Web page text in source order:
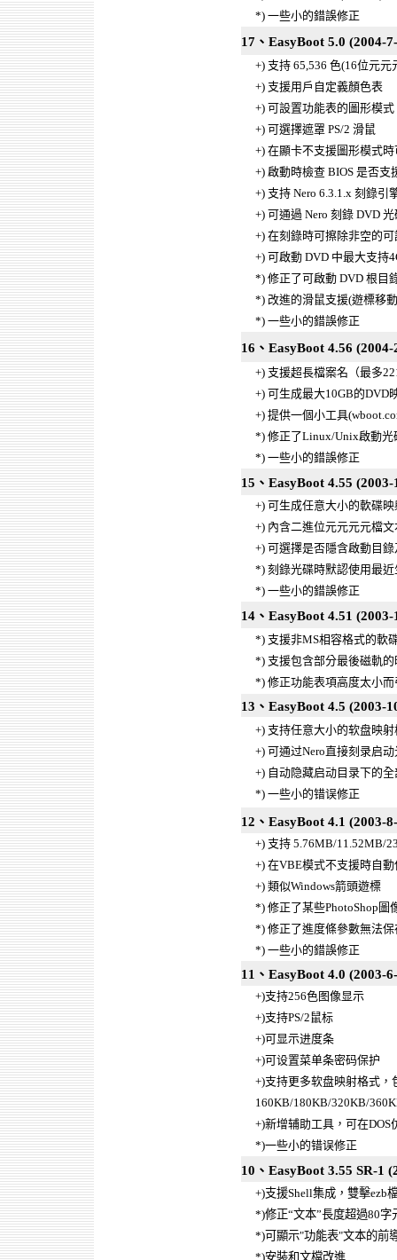
*) 一些小的錯誤修正
17、EasyBoot 5.0 (2004-
+) 支持 65,536 色(16位元元
+) 支援用戶自定義顏色表
+) 可設置功能表的圖形模式
+) 可選擇遮罩 PS/2 滑鼠
+) 在顯卡不支援圖形模式
+) 啟動時檢查 BIOS 是否支
+) 支持 Nero 6.3.1.x 刻錄引
+) 可通過 Nero 刻錄 DVD
+) 在刻錄時可擦除非空的
+) 可啟動 DVD 中最大支持
*) 修正了可啟動 DVD 根目
*) 改進的滑鼠支援(遊標移
*) 一些小的錯誤修正
16、EasyBoot 4.56 (2004-
+) 支援超長檔案名（最多
+) 可生成最大10GB的DVD
+) 提供一個小工具
*) 修正了Linux/Unix啟動光
*) 一些小的錯誤修正
15、EasyBoot 4.55 (2003-
+) 可生成任意大小的軟碟
+) 內含二進位元元元元檔
+) 可選擇是否隱含啟動目
*) 刻錄光碟時默認使用最近
*) 一些小的錯誤修正
14、EasyBoot 4.51 (2003-
*) 支援非MS相容格式的軟
*) 支援包含部分最後磁軌
*) 修正功能表項高度太小
13、EasyBoot 4.5 (2003-
+) 支持任意大小的软盘映射
+) 可通过Nero直接刻录启
+) 自动隐藏启动目录下的全
*) 一些小的错误修正
12、EasyBoot 4.1 (2003-
+) 支持 5.76MB/11.52MB/
+) 在VBE模式不支援時自
+) 類似Windows箭頭遊標
*) 修正了某些PhotoShop圖
*) 修正了進度條參數無法保
*) 一些小的錯誤修正
11、EasyBoot 4.0 (2003-
+)支持256色图像显示
+)支持PS/2鼠标
+)可显示进度条
+)可设置菜单条密码保护
+)支持更多软盘映射格式，
160KB/180KB/320KB/
+)新增辅助工具，可在
*)一些小的错误修正
10、EasyBoot 3.55 SR-1
+)支援Shell集成，雙擊ezb
*)修正“文本”長度超過80字
*)可顯示"功能表"文本的前
*)安裝和文檔改進